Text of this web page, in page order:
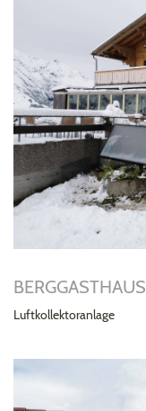
BERGGASTHAUS
Luftkollektoranlage